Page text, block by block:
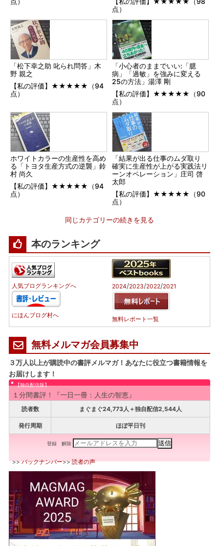
点）
「松下幸之助 叱られ問答」木
野 親之
【私の評価】★★★★★（94
点）
「小心者のままでいい:「臆
病」「過敏」を強みに変える
25の方法」湯澤 剛
【私の評価】★★★★★（90
点）
ホワイトカラーの生産性を高め
る「トヨタ生産方式の逆襲」鈴
村 尚久
【私の評価】★★★★★（94
点）
「結果が出る仕事のムダ取り
確実に生産性が上がる実践法リ
ーンオペレーション」庄司 啓
太郎
【私の評価】★★★★★（90
点）
同じカテゴリーの続きを見る
本のランキング
人気ブログランキングへ
にほんブログ村へ
2024/2023/2022/2021
無料レポート一覧
無料メルマガ会員募集中
３万人以上が購読中の書評メルマガ！あなたに役立つ書籍情報を
お届けします！
【独自配信版】
１分間書評！『一日一冊：人生の智恵』
読者数 まぐまぐ24,773人＋独自配信2,544人
発行周期 ほぼ平日刊
登録 解除
>>バックナンバー>>読者の声